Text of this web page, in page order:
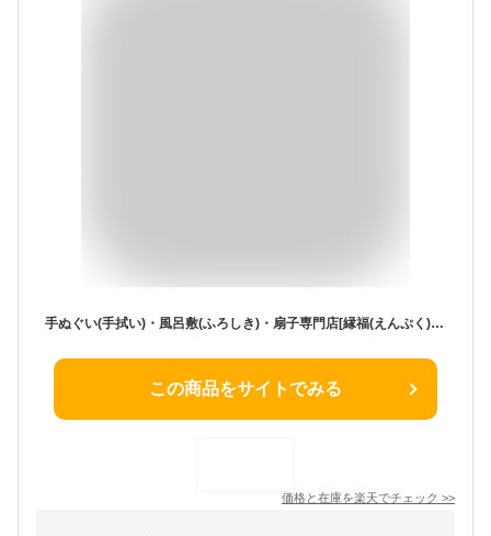
手ぬぐい(手拭い)・風呂敷(ふろしき)・扇子専門店[縁福(えんぷく)泉州タオル]シリーズ富士山 -無事の願い-
この商品をサイトでみる
価格と在庫を楽天でチェック >>